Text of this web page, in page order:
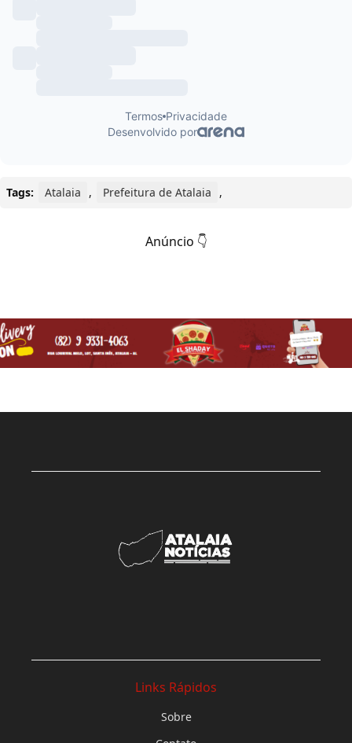
Tags: Atalaia , Prefeitura de Atalaia ,
Anúncio 👇
Links Rápidos
Sobre